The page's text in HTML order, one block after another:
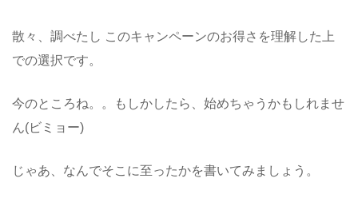
散々、調べたし このキャンペーンのお得さを理解した上
での選択です。
今のところね。。もしかしたら、始めちゃうかもしれませ
ん(ビミョー)
じゃあ、なんでそこに至ったかを書いてみましょう。